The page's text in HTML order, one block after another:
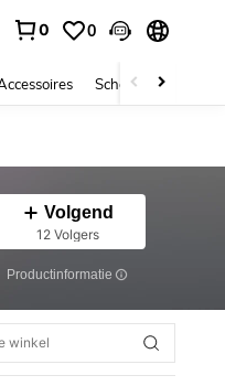
0 0
Schoonheid &
Volgend
12 Volgers
Productinformatie